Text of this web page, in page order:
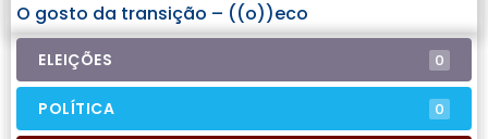
O gosto da transição – ((o))eco
ELEIÇÕES 0
POLÍTICA 0